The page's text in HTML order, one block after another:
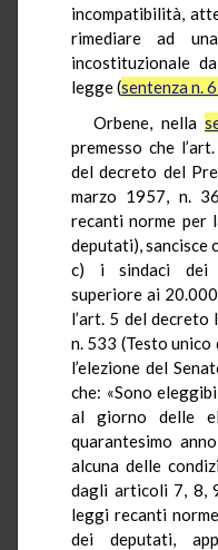
incompatibilità,
rimediare ad
incostituzionale
legge (sentenza n.
Orbene, nella
premesso che
del decreto del
marzo 1957, n.
recanti norme per
deputati), sancisce
c) i sindaci dei
superiore ai
l’art. 5 del
n. 533 (Testo
l’elezione del
che: «Sono
al giorno delle
quarantesimo
alcuna delle
dagli articoli 7, 8,
leggi recanti
dei deputati,